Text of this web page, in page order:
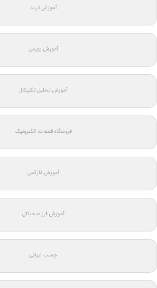
آموزش ترید
آموزش بورس
آموزش تحلیل تکنیکال
فروشگاه قطعات الکترونیک
آموزش فارکس
آموزش ارز دیجیتال
چسب ایرانی